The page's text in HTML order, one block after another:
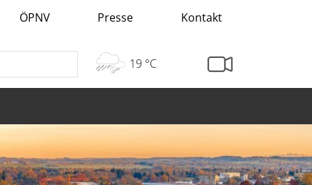
ÖPNV Presse Kontakt
19 °C